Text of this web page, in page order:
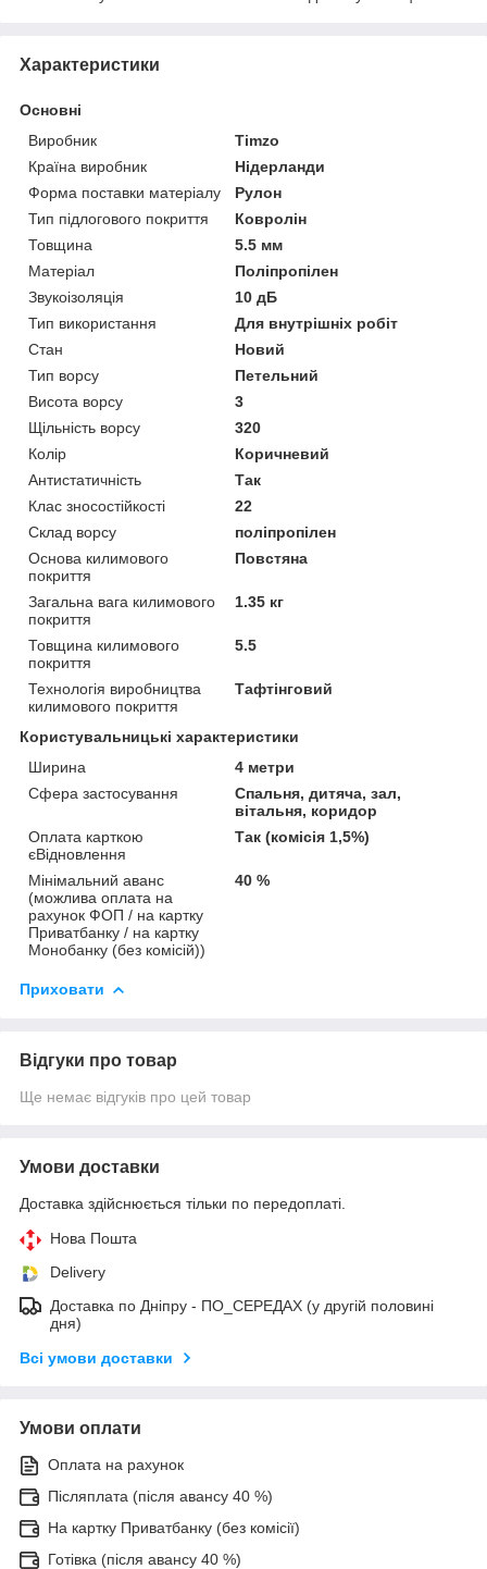
Характеристики
Основні
Виробник
Timzo
Країна виробник
Нідерланди
Форма поставки матеріалу
Рулон
Тип підлогового покриття
Ковролін
Товщина
5.5 мм
Матеріал
Поліпропілен
Звукоізоляція
10 дБ
Тип використання
Для внутрішніх робіт
Стан
Новий
Тип ворсу
Петельний
Висота ворсу
3
Щільність ворсу
320
Колір
Коричневий
Антистатичність
Так
Клас зносостійкості
22
Склад ворсу
поліпропілен
Основа килимового
покриття
Повстяна
Загальна вага килимового
покриття
1.35 кг
Товщина килимового
покриття
5.5
Технологія виробництва
килимового покриття
Тафтінговий
Користувальницькі характеристики
Ширина
4 метри
Сфера застосування
Спальня, дитяча, зал,
вітальня, коридор
Оплата карткою
єВідновлення
Так (комісія 1,5%)
Мінімальний аванс
(можлива оплата на
рахунок ФОП / на картку
Приватбанку / на картку
Монобанку (без комісій))
40 %
Приховати
Відгуки про товар
Ще немає відгуків про цей товар
Умови доставки
Доставка здійснюється тільки по передоплаті.
Нова Пошта
Delivery
Дocтaвкa по Дніпру - ПО_СЕРЕДАХ (у другій половині
дня)
Всі умови доставки
Умови оплати
Оплата на рахунок
Післяплата (після авансу 40 %)
На картку Приватбанку (без комісії)
Готівка (після авансу 40 %)